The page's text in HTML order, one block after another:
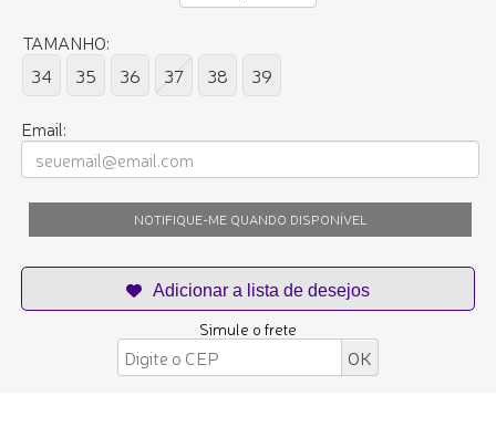
TAMANHO:
34
35 36 37 38 39
Email:
NOTIFIQUE-ME QUANDO DISPONÍVEL
Simule o frete